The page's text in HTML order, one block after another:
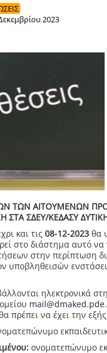
ΕΚΠΑΙΔΕΥΣΗ
2023
ΤΩΝ ΑΙΤΟΥΜΕΝΩΝ
ΣΤΑ ΣΔΕΥ/ΚΕΔΑΣΥ
και τις 08-12-2023 θα
στο διάστημα αυτό να
στην περίπτωση
υποβληθεισών
ηλεκτρονικά
πρέπει να έχει την
ονοματεπώνυμο